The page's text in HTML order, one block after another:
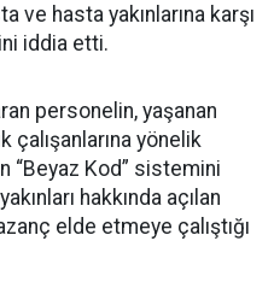
ve hasta yakınlarına karşı
iddia etti.
personelin, yaşanan
çalışanlarına yönelik
“Beyaz Kod” sistemini
hakkında açılan
elde etmeye çalıştığı